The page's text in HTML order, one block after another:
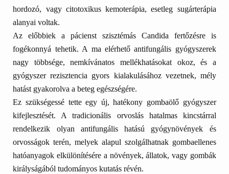
hordozó, vagy citotoxikus kemoterápia, esetleg sugárterápia
alanyai voltak.
Az előbbiek a pácienst szisztémás Candida fertőzésre is
fogékonnyá tehetik. A ma elérhető antifungális gyógyszerek
nagy többsége, nemkívánatos mellékhatásokat okoz, és a
gyógyszer rezisztencia gyors kialakulásához vezetnek, mély
hatást gyakorolva a beteg egészségére.
Ez szükségessé tette egy új, hatékony gombaölő gyógyszer
kifejlesztését. A tradicionális orvoslás hatalmas kincstárral
rendelkezik olyan antifungális hatású gyógynövények és
orvosságok terén, melyek alapul szolgálhatnak gombaellenes
hatóanyagok elkülönítésére a növények, állatok, vagy gombák
királyságából tudományos kutatás révén.